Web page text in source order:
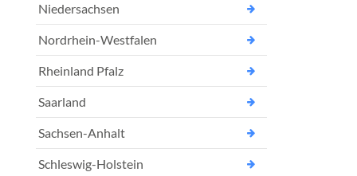
Niedersachsen
Nordrhein-Westfalen
Rheinland Pfalz
Saarland
Sachsen-Anhalt
Schleswig-Holstein